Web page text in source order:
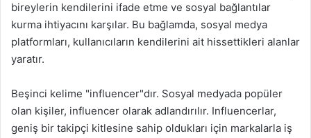
bireylerin kendilerini ifade etme ve sosyal bağlantılar
kurma ihtiyacını karşılar. Bu bağlamda, sosyal medya
platformları, kullanıcıların kendilerini ait hissettikleri alanlar
yaratır.
Beşinci kelime "influencer"dır. Sosyal medyada popüler
olan kişiler, influencer olarak adlandırılır. Influencerlar,
geniş bir takipçi kitlesine sahip oldukları için markalarla iş